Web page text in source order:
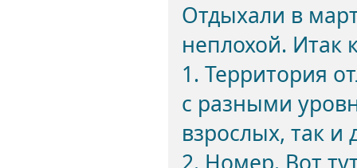
Отдыхали в
неплохой. Итак
1. Территория
с разными
взрослых, так и